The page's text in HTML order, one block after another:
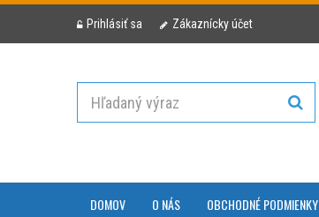
Prihlásiť sa Zákaznícky účet
DOMOV O NÁS OBCHODNÉ PODMIENKY